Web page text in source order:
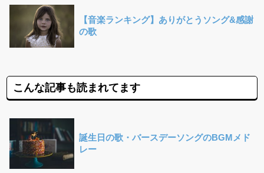
【音楽ランキング】ありがとうソング&感謝
の歌
こんな記事も読まれてます
誕生日の歌・バースデーソングのBGMメド
レー